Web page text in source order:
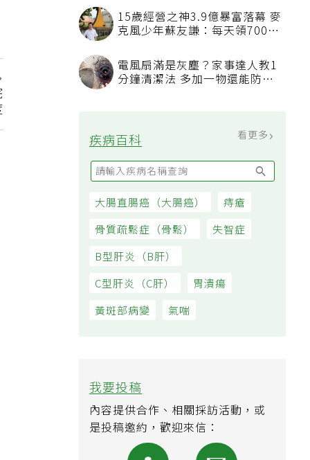
15歲經營之神3.9億暴富落幕 麥
克風少年蘇友謙：每天領700元
電風扇滿是灰塵？家事達人教1
分鐘清潔法 多加一物還能防髒
疾病百科
大腸直腸癌（大腸癌）
痔瘡
骨質疏鬆症（骨鬆）
失智症
B型肝炎（B肝）
C型肝炎（C肝）
黃斑部病變
我要投稿
內容提供合作、相關採訪活動，或